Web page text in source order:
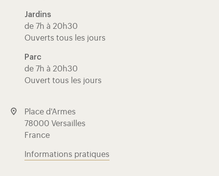
Jardins
de 7h à 20h30
Ouverts tous les jours
Parc
de 7h à 20h30
Ouvert tous les jours
Place d'Armes
78000 Versailles
France
Informations pratiques